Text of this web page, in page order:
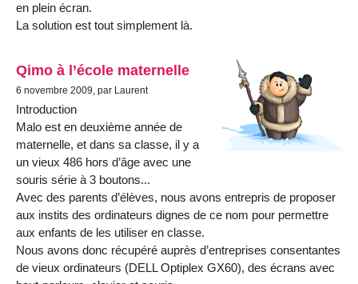
en plein écran.
La solution est tout simplement là.
Qimo à l’école maternelle
6 novembre 2009, par Laurent
Introduction
Malo est en deuxième année de
maternelle, et dans sa classe, il y a
un vieux 486 hors d’âge avec une
souris série à 3 boutons...
Avec des parents d’élèves, nous avons entrepris de proposer
aux instits des ordinateurs dignes de ce nom pour permettre
aux enfants de les utiliser en classe.
Nous avons donc récupéré auprès d’entreprises consentantes
de vieux ordinateurs (DELL Optiplex GX60), des écrans avec